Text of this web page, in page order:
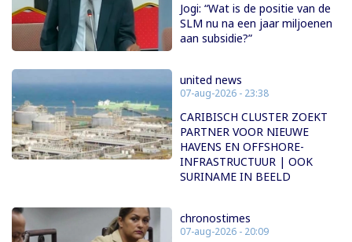
Jogi: “Wat is de positie van de
SLM nu na een jaar miljoenen
aan subsidie?”
united news
07-aug-2026 - 23:38
CARIBISCH CLUSTER ZOEKT
PARTNER VOOR NIEUWE
HAVENS EN OFFSHORE-
INFRASTRUCTUUR | OOK
SURINAME IN BEELD
chronostimes
07-aug-2026 - 20:09